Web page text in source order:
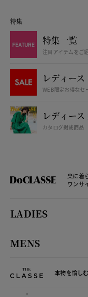
特集
特集一覧
注目アイテムをご
レディー
WEB限定お得なセ
レディー
カタログ掲載商品
楽に着
ワンサ
LADIES
MENS
本物を愉し